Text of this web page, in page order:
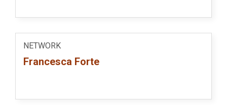
NETWORK
Francesca Forte